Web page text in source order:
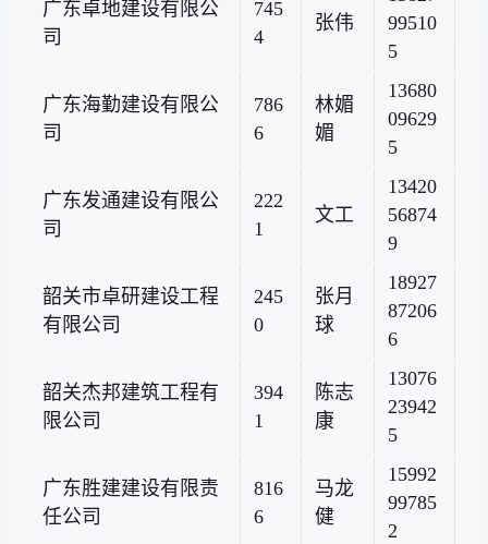
广东卓地建设有限公
司
745
4
张伟
99510
5
广东海勤建设有限公
司
786
6
林媚
媚
13680
09629
5
广东发通建设有限公
司
222
1
文工
13420
56874
9
韶关市卓研建设工程
有限公司
245
0
张月
球
18927
87206
6
韶关杰邦建筑工程有
限公司
394
1
陈志
康
13076
23942
5
广东胜建建设有限责
任公司
816
6
马龙
健
15992
99785
2